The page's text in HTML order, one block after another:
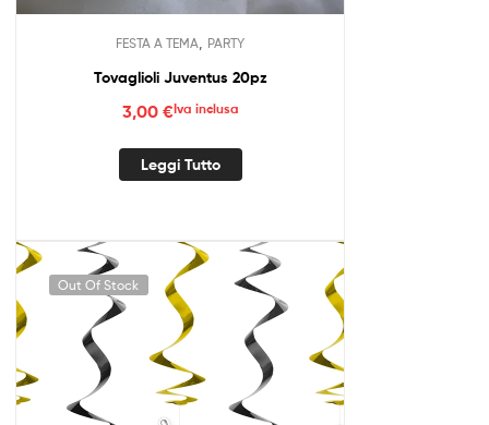
FESTA A TEMA PARTY
Tovaglioli Juventus 20pz
3,00 €Iva inclusa
Leggi Tutto
Out Of Stock